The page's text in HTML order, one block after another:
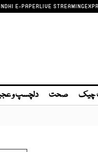
E-PAPERLIVE STREAMING
چیک صحت دلچسپ و